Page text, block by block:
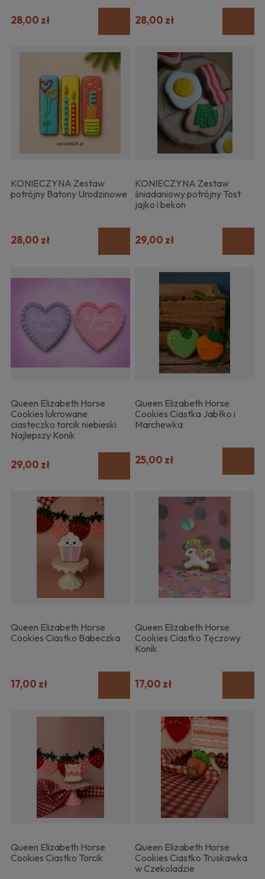
28,00 zł 28,00 zł
KONIECZYNA Zestaw
potrójny Batony Urodzinowe
28,00 zł
KONIECZYNA Zestaw
śniadaniowy potrójny Tost
jajko i bekon
29,00 zł
Queen Elizabeth Horse
Cookies lukrowane
ciasteczko torcik niebieski
Najlepszy Konik
29,00 zł
Queen Elizabeth Horse
Cookies Ciastka Jabłko i
Marchewka
25,00 zł
Queen Elizabeth Horse
Cookies Ciastko Babeczka
17,00 zł
Queen Elizabeth Horse
Cookies Ciastko Tęczowy
Konik
17,00 zł
Queen Elizabeth Horse
Cookies Ciastko Torcik
Queen Elizabeth Horse
Cookies Ciastko Truskawka
w Czekoladzie